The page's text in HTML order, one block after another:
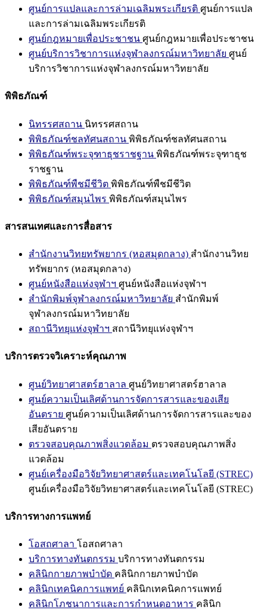
ศูนย์การแปลและการล่ามเฉลิมพระเกียรติ ศูนย์การแปล
และการล่ามเฉลิมพระเกียรติ
ศูนย์กฎหมายเพื่อประชาชน ศูนย์กฎหมายเพื่อประชาชน
ศูนย์บริการวิชาการแห่งจุฬาลงกรณ์มหาวิทยาลัย ศูนย์
บริการวิชาการแห่งจุฬาลงกรณ์มหาวิทยาลัย
พิพิธภัณฑ์
นิทรรศสถาน นิทรรศสถาน
พิพิธภัณฑ์ชลทัศนสถาน พิพิธภัณฑ์ชลทัศนสถาน
พิพิธภัณฑ์พระจุฑาธุชราชฐาน พิพิธภัณฑ์พระจุฑาธุช
ราชฐาน
พิพิธภัณฑ์พืชมีชีวิต พิพิธภัณฑ์พืชมีชีวิต
พิพิธภัณฑ์สมุนไพร พิพิธภัณฑ์สมุนไพร
สารสนเทศและการสื่อสาร
สำนักงานวิทยทรัพยากร (หอสมุดกลาง) สำนักงานวิทย
ทรัพยากร (หอสมุดกลาง)
ศูนย์หนังสือแห่งจุฬาฯ ศูนย์หนังสือแห่งจุฬาฯ
สำนักพิมพ์จุฬาลงกรณ์มหาวิทยาลัย สำนักพิมพ์
จุฬาลงกรณ์มหาวิทยาลัย
สถานีวิทยุแห่งจุฬาฯ สถานีวิทยุแห่งจุฬาฯ
บริการตรวจวิเคราะห์คุณภาพ
ศูนย์วิทยาศาสตร์ฮาลาล ศูนย์วิทยาศาสตร์ฮาลาล
ศูนย์ความเป็นเลิศด้านการจัดการสารและของเสีย
อันตราย ศูนย์ความเป็นเลิศด้านการจัดการสารและของ
เสียอันตราย
ตรวจสอบคุณภาพสิ่งแวดล้อม ตรวจสอบคุณภาพสิ่ง
แวดล้อม
ศูนย์เครื่องมือวิจัยวิทยาศาสตร์และเทคโนโลยี (STREC)
ศูนย์เครื่องมือวิจัยวิทยาศาสตร์และเทคโนโลยี (STREC)
บริการทางการแพทย์
โอสถศาลา โอสถศาลา
บริการทางทันตกรรม บริการทางทันตกรรม
คลินิกกายภาพบำบัด คลินิกกายภาพบำบัด
คลินิกเทคนิคการแพทย์ คลินิกเทคนิคการแพทย์
คลินิกโภชนาการและการกำหนดอาหาร คลินิก